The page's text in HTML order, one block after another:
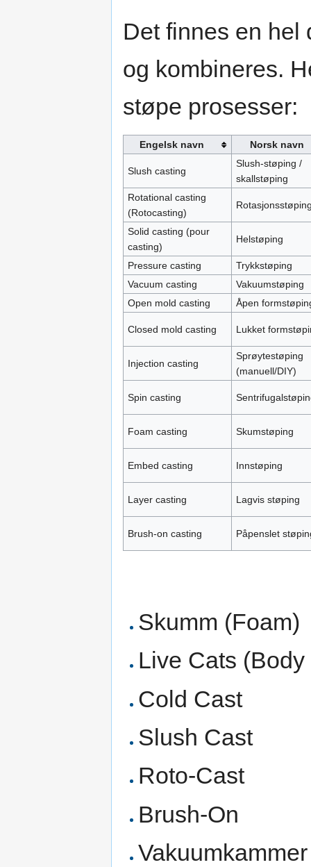
Det finnes en hel
og kombineres.
støpe prosesser:
Engelsk navn Norsk navn
Slush casting
Slush-støping /
skallstøping
Rotational casting
(Rotocasting)
Solid casting (pour
casting)
Helstøping
Pressure casting
Trykkstøping
Vacuum casting
Vakuumstøping
Open mold casting
Åpen
Closed mold casting Lukket
Injection casting
Sprøytestøping
(manuell/DIY)
Spin casting
Foam casting Skumstøping
Embed casting Innstøping
Layer casting Lagvis støping
Brush-on casting Påpenslet
Skumm (Foam)
Live Cats
Cold Cast
Slush Cast
Roto-Cast
Brush-On
Vakuumkammer